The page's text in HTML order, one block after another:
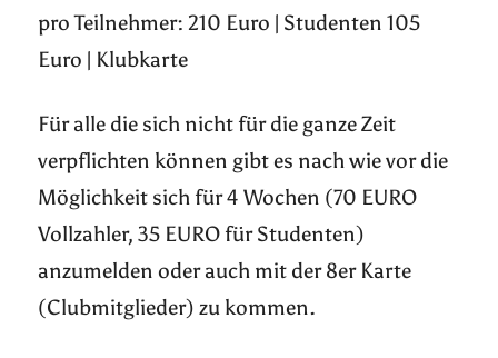
pro Teilnehmer: 210 Euro | Studenten 105
Euro | Klubkarte
Für alle die sich nicht für die ganze Zeit
verpflichten können gibt es nach wie vor die
Möglichkeit sich für 4 Wochen (70 EURO
Vollzahler, 35 EURO für Studenten)
anzumelden oder auch mit der 8er Karte
(Clubmitglieder) zu kommen.